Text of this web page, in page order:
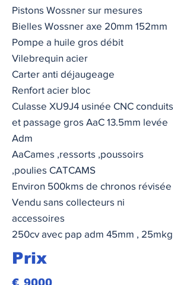
Pistons Wossner sur mesures
Bielles Wossner axe 20mm 152mm
Pompe a huile gros débit
Vilebrequin acier
Carter anti déjaugeage
Renfort acier bloc
Culasse XU9J4 usinée CNC conduits
et passage gros AaC 13.5mm levée
Adm
AaCames ,ressorts ,poussoirs
,poulies CATCAMS
Environ 500kms de chronos révisée
Vendu sans collecteurs ni
accessoires
250cv avec pap adm 45mm , 25mkg
Prix
€ 9000